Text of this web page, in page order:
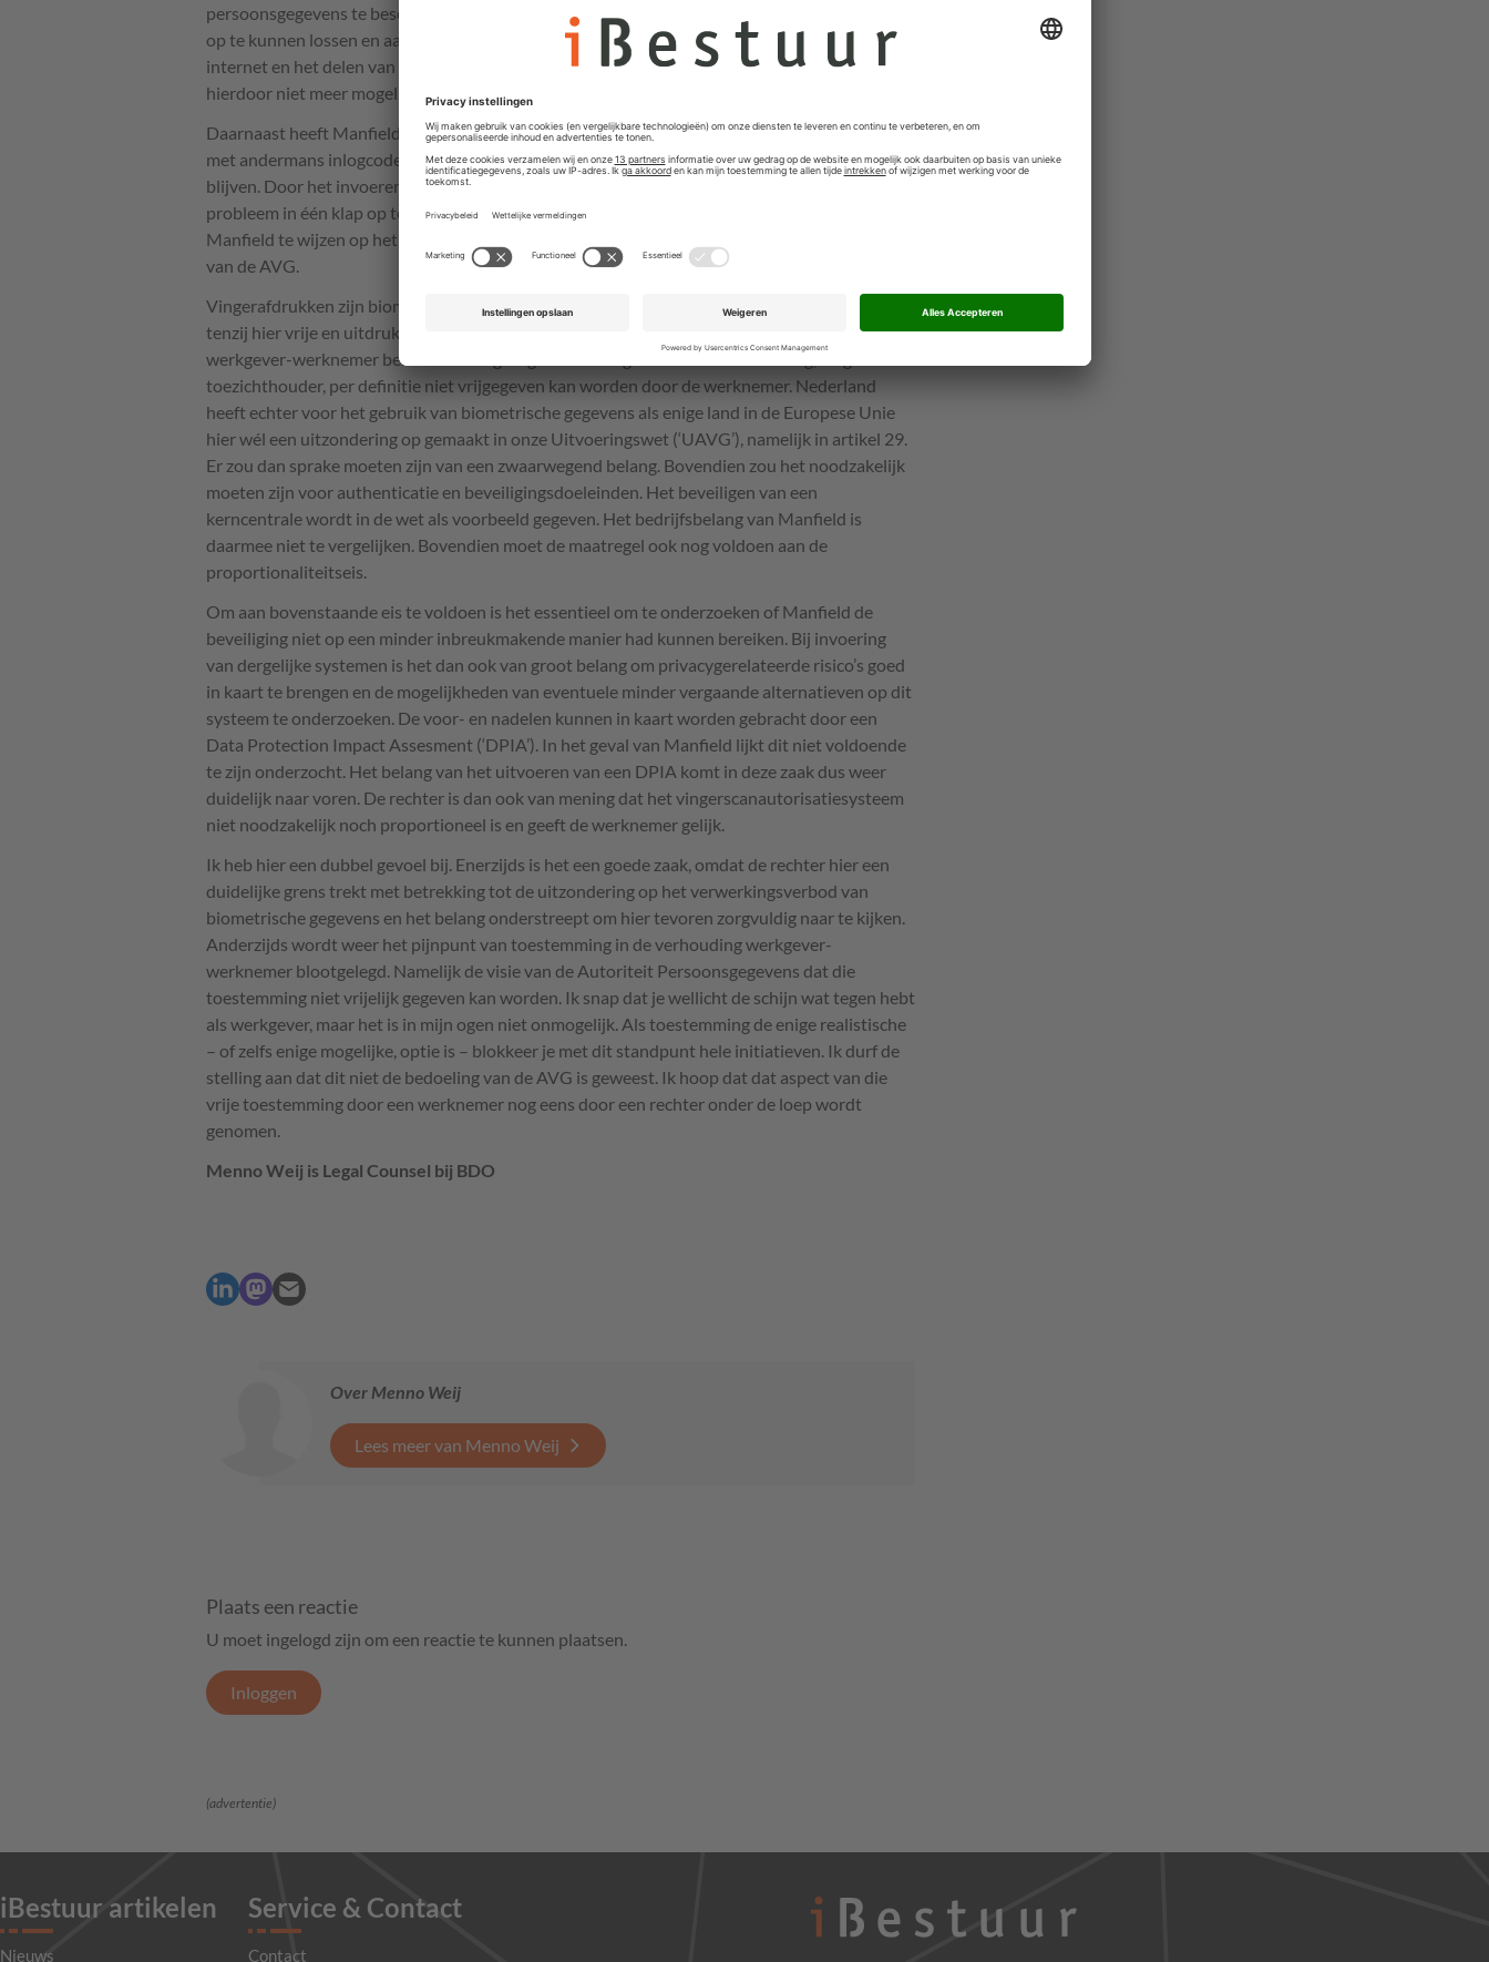
persoonsgegevens te beschermen. Door middel van een vingerscan dachten ze beide gevaren
op te kunnen lossen en aan hun verplichting te voldoen. Het risico van pottenkijkers via het
internet en het delen van persoonsgebonden inlogcodes van andere werknemers zouden
hierdoor niet meer mogelijk zijn.
Daarnaast heeft Manfield te maken met fraude door het eigen personeel. Zo werd er ingelogd
met andermans inlogcode om op die wijze geld te ontvreemden, maar niet traceerbaar te
blijven. Door het invoeren van het vingerscanautorisatiesysteem dacht Manfield ook dit
probleem in één klap op te lossen. Maar een kritische werknemer gooide roet in het eten door
Manfield te wijzen op het verbod van verwerken van biometrische gegevens uit artikel 9 lid 1
van de AVG
Vingerafdrukken zijn biometrische gegevens en mogen volgens de wet niet verwerkt worden,
tenzij hier vrije en uitdrukkelijke toestemming voor wordt gegeven. In de verhouding
werkgever-werknemer bestaat er een gezagsverhouding waardoor toestemming, volgens de
toezichthouder, per definitie niet vrijgegeven kan worden door de werknemer. Nederland
heeft echter voor het gebruik van biometrische gegevens als enige land in de Europese Unie
hier wél een uitzondering op gemaakt in onze Uitvoeringswet (‘UAVG’), namelijk in artikel 29.
Er zou dan sprake moeten zijn van een zwaarwegend belang. Bovendien zou het noodzakelijk
moeten zijn voor authenticatie en beveiligingsdoeleinden. Het beveiligen van een
kerncentrale wordt in de wet als voorbeeld gegeven. Het bedrijfsbelang van Manfield is
daarmee niet te vergelijken. Bovendien moet de maatregel ook nog voldoen aan de
proportionaliteitseis.
Om aan bovenstaande eis te voldoen is het essentieel om te onderzoeken of Manfield de
beveiliging niet op een minder inbreukmakende manier had kunnen bereiken. Bij invoering
van dergelijke systemen is het dan ook van groot belang om privacygerelateerde risico’s goed
in kaart te brengen en de mogelijkheden van eventuele minder vergaande alternatieven op dit
systeem te onderzoeken. De voor- en nadelen kunnen in kaart worden gebracht door een
Data Protection Impact Assesment (‘DPIA’). In het geval van Manfield lijkt dit niet voldoende
te zijn onderzocht. Het belang van het uitvoeren van een DPIA komt in deze zaak dus weer
duidelijk naar voren. De rechter is dan ook van mening dat het vingerscanautorisatiesysteem
niet noodzakelijk noch proportioneel is en geeft de werknemer gelijk.
Ik heb hier een dubbel gevoel bij. Enerzijds is het een goede zaak, omdat de rechter hier een
duidelijke grens trekt met betrekking tot de uitzondering op het verwerkingsverbod van
biometrische gegevens en het belang onderstreept om hier tevoren zorgvuldig naar te kijken.
Anderzijds wordt weer het pijnpunt van toestemming in de verhouding werkgever-
werknemer blootgelegd. Namelijk de visie van de Autoriteit Persoonsgegevens dat die
toestemming niet vrijelijk gegeven kan worden. Ik snap dat je wellicht de schijn wat tegen hebt
als werkgever, maar het is in mijn ogen niet onmogelijk. Als toestemming de enige realistische
– of zelfs enige mogelijke, optie is – blokkeer je met dit standpunt hele initiatieven. Ik durf de
stelling aan dat dit niet de bedoeling van de AVG is geweest. Ik hoop dat dat aspect van die
vrije toestemming door een werknemer nog eens door een rechter onder de loep wordt
genomen.
Menno Weij is Legal Counsel bij BDO
Over Menno Weij
Lees meer van Menno Weij
Plaats een reactie
U moet ingelogd zijn om een reactie te kunnen plaatsen.
Inloggen
(advertentie)
iBestuur artikelen
Nieuws
Service & Contact
Contact